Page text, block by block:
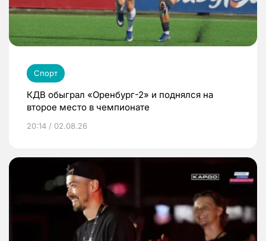
Спорт
КДВ обыграл «Оренбург-2» и поднялся на
второе место в чемпионате
20:14 / 02.08.26